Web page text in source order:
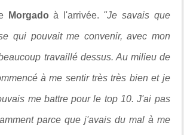
Morgadoà l'arrivée. "Je savais que
qui pouvait me convenir, avec mon
travaillé dessus. Au milieu de
à me sentir très très bien et je
me battre pour le top 10. J'ai pas
parce que j'avais du mal à me